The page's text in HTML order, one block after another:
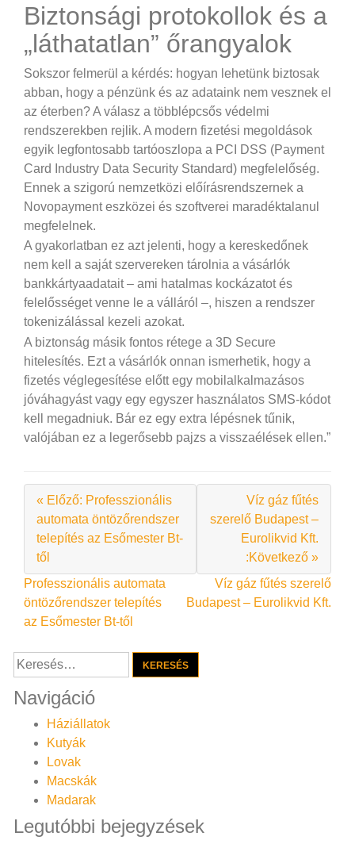
Biztonsági protokollok és a
„láthatatlan” őrangyalok
Sokszor felmerül a kérdés: hogyan lehetünk biztosak
abban, hogy a pénzünk és az adataink nem vesznek el
az éterben? A válasz a többlépcsős védelmi
rendszerekben rejlik. A modern fizetési megoldások
egyik legfontosabb tartóoszlopa a PCI DSS (Payment
Card Industry Data Security Standard) megfelelőség.
Ennek a szigorú nemzetközi előírásrendszernek a
Novopayment eszközei és szoftverei maradéktalanul
megfelelnek.
A gyakorlatban ez azt jelenti, hogy a kereskedőnek
nem kell a saját szervereken tárolnia a vásárlók
bankkártyaadatait – ami hatalmas kockázatot és
felelősséget venne le a válláról –, hiszen a rendszer
tokenizálással kezeli azokat.
A biztonság másik fontos rétege a 3D Secure
hitelesítés. Ezt a vásárlók onnan ismerhetik, hogy a
fizetés véglegesítése előtt egy mobilalkalmazásos
jóváhagyást vagy egy egyszer használatos SMS-kódot
kell megadniuk. Bár ez egy extra lépésnek tűnik,
valójában ez a legerősebb pajzs a visszaélések ellen.”
« Előző: Professzionális
automata öntözőrendszer
telepítés az Esőmester Bt-
től
Víz gáz fűtés
szerelő Budapest –
Eurolikvid Kft.
:Következő »
Bejegyzés
navigáció
Professzionális automata
öntözőrendszer telepítés
az Esőmester Bt-től
Víz gáz fűtés szerelő
Budapest – Eurolikvid Kft.
Keresés:
Navigáció
Háziállatok
Kutyák
Lovak
Macskák
Madarak
Legutóbbi bejegyzések